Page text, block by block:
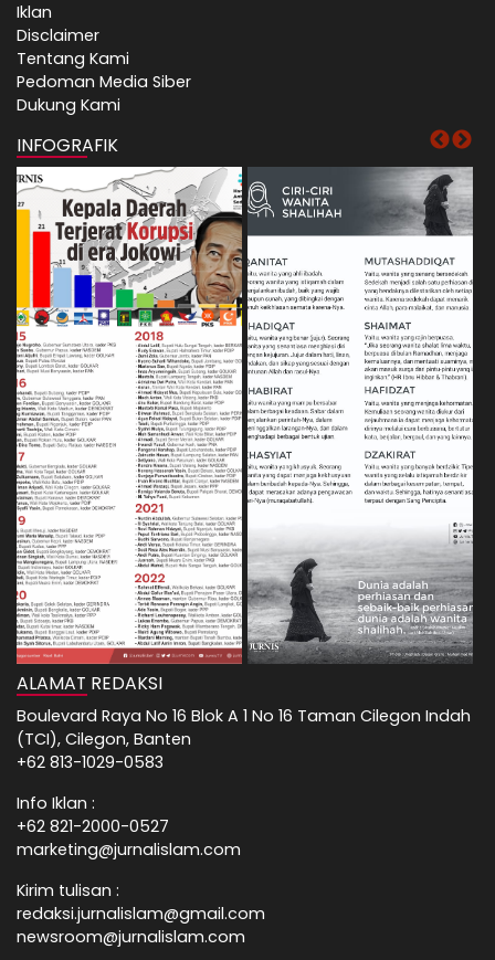
Iklan
Disclaimer
Tentang Kami
Pedoman Media Siber
Dukung Kami
INFOGRAFIK
ALAMAT REDAKSI
Boulevard Raya No 16 Blok A 1 No 16 Taman Cilegon Indah
(TCI), Cilegon, Banten
+62 813-1029-0583
Info Iklan :
+62 821-2000-0527
marketing@jurnalislam.com
Kirim tulisan :
redaksi.jurnalislam@gmail.com
newsroom@jurnalislam.com